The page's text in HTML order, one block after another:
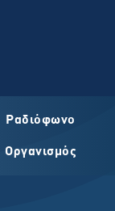
Ραδιόφωνο
Οργανισμός